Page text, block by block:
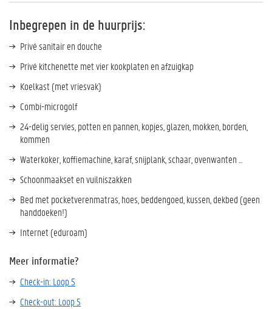
Inbegrepen in de huurprijs:
Privé sanitair en douche
Privé kitchenette met vier kookplaten en afzuigkap
Koelkast (met vriesvak)
Combi-microgolf
24-delig servies, potten en pannen, kopjes, glazen, mokken, borden,
kommen
Waterkoker, koffiemachine, karaf, snijplank, schaar, ovenwanten ...
Schoonmaakset en vuilniszakken
Bed met pocketverenmatras, hoes, beddengoed, kussen, dekbed (geen
handdoeken!)
Internet (eduroam)
Meer informatie?
Check-in: Loop 5
Check-out: Loop 5